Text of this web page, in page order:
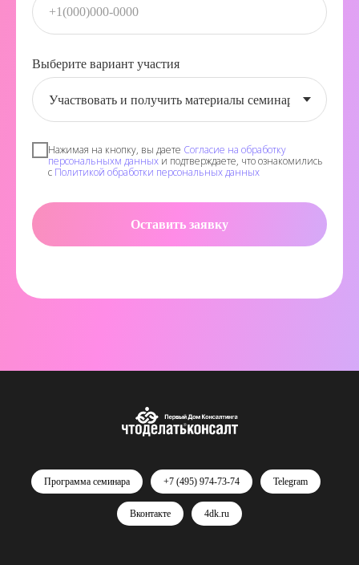
Выберите вариант участия
Нажимая на кнопку, вы даете Согласие на обработку
персональныхм данных и подтверждаете, что ознакомились
с Политикой обработки персональных данных
Оставить заявку
Программа семинара +7 (495) 974-73-74 Telegram
Вконтакте 4dk.ru